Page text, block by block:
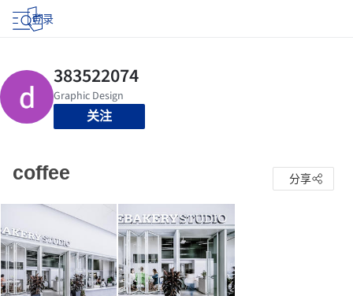
登录
关注
coffee 分享